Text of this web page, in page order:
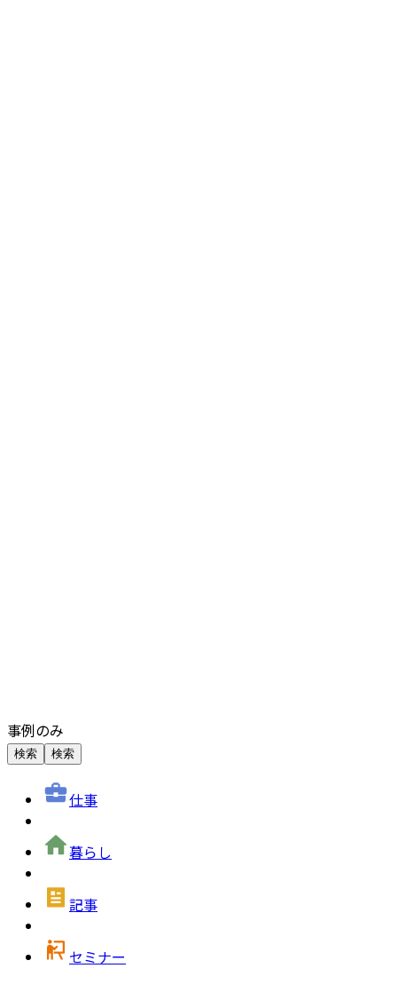
事例のみ
検索 検索
仕事
暮らし
記事
セミナー